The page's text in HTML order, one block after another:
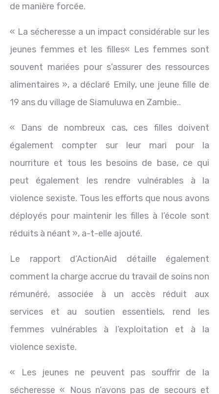
de manière forcée.
« La sécheresse a un impact considérable sur les
jeunes femmes et les filles« Les femmes sont
souvent mariées pour s’assurer des ressources
alimentaires », a déclaré Emily, une jeune fille de
19 ans du village de Siamuluwa en Zambie..
« Dans de nombreux cas, ces filles doivent
également compter sur leur mari pour la
nourriture et tous les besoins de base, ce qui
peut également les rendre vulnérables à la
violence sexiste. Tous les efforts que nous avons
déployés pour maintenir les filles à l’école sont
réduits à néant », a-t-elle ajouté.
Le rapport d’ActionAid détaille également
comment la charge accrue du travail de soins non
rémunéré, associée à un accès réduit aux
services et au soutien essentiels, rend les
femmes vulnérables à l’exploitation et à la
violence sexiste.
« Les jeunes ne peuvent pas souffrir de la
sécheresse « Nous n’avons pas de secours et